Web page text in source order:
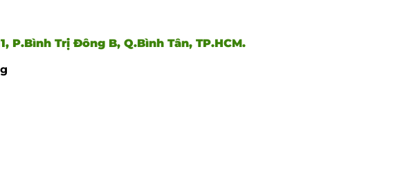
P.Bình Trị Đông B, Q.Bình Tân, TP.HCM.